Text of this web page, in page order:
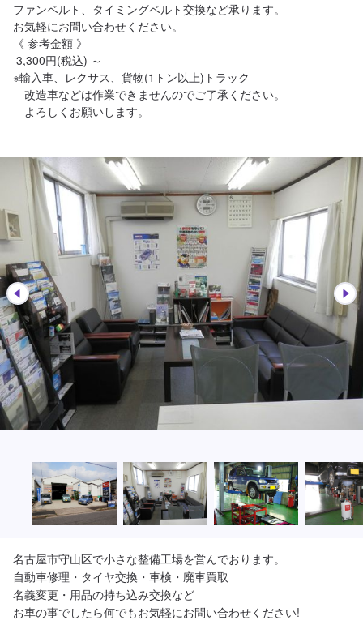
ファンベルト、タイミングベルト交換など承ります。
お気軽にお問い合わせください。
《 参考金額 》
※輸入車、レクサス、貨物(1トン以上)トラック
改造車などは作業できませんのでご了承ください。
よろしくお願いします。
名古屋市守山区で小さな整備工場を営んでおります。
自動車修理・タイヤ交換・車検・廃車買取
名義変更・用品の持ち込み交換など
お車の事でしたら何でもお気軽にお問い合わせください!